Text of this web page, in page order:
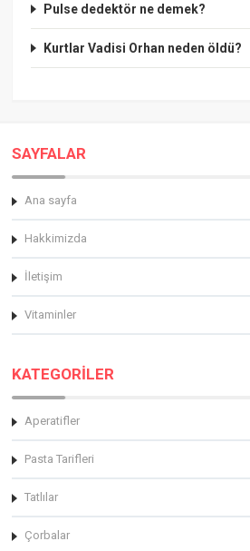
Pulse dedektör ne demek?
Kurtlar Vadisi Orhan neden öldü?
SAYFALAR
Ana sayfa
Hakkimizda
İletişim
Vitaminler
KATEGORİLER
Aperatifler
Pasta Tarifleri
Tatlılar
Çorbalar